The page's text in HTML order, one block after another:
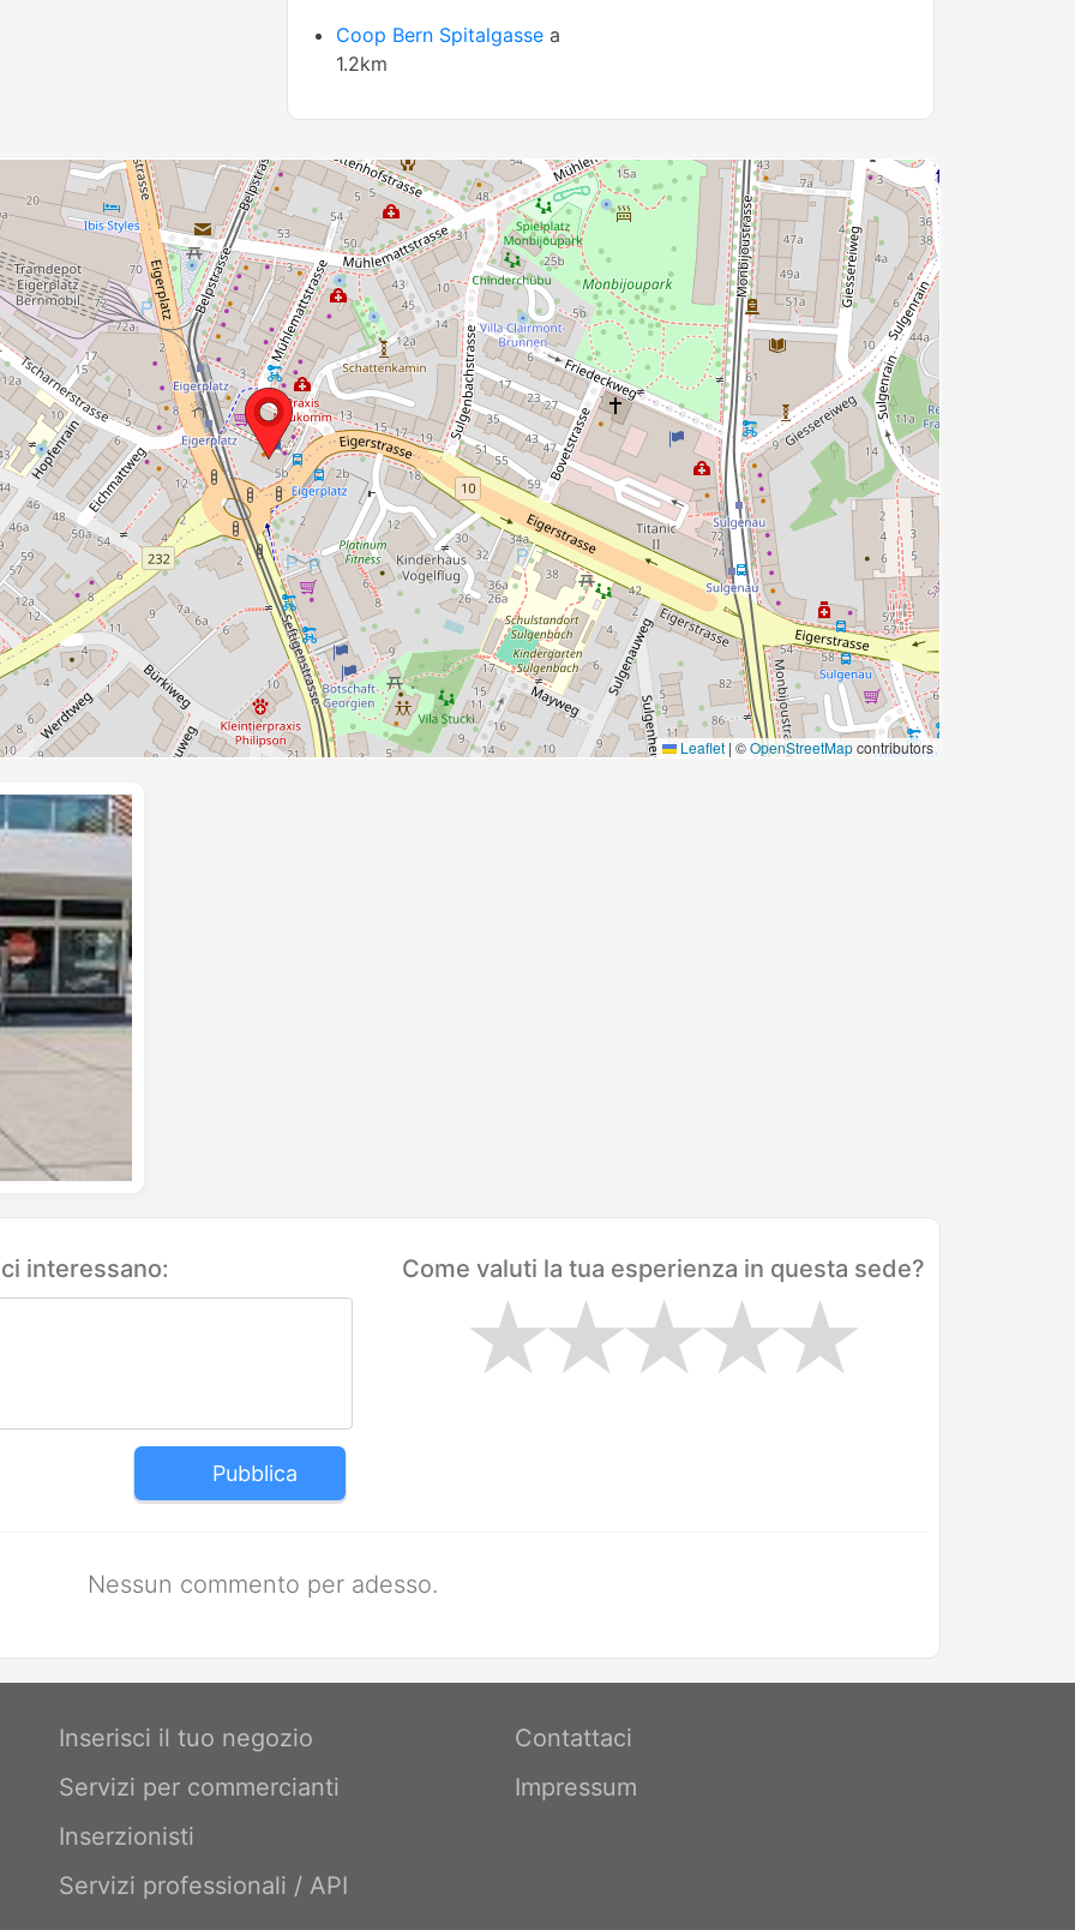
Coop Bern Spitalgasse a
1.2km
Leaflet | ©OpenStreetMapcontributors
Come valuti la tua esperienza in questa sede?
interessano:
Pubblica
Nessun commento per adesso.
Inserisci il tuo negozio
Servizi per commercianti
Inserzionisti
Servizi professionali / API
Contattaci
Impressum